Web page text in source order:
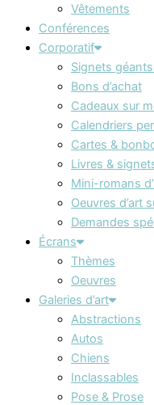
Vêtements
Conférences
Corporatif
Signets
Bons d’achat
Cadeaux sur
Calendriers
Cartes &
Livres &
Mini-romans
Oeuvres d’art
Demandes
Écrans
Thèmes
Oeuvres
Galeries d’art
Abstractions
Autos
Chiens
Inclassables
Pose & Prose